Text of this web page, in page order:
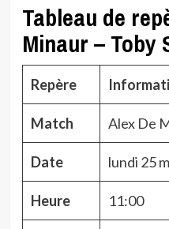
Tableau de
Minaur – Toby
Repère
Match Alex De
Date lundi 25
Heure 11:00